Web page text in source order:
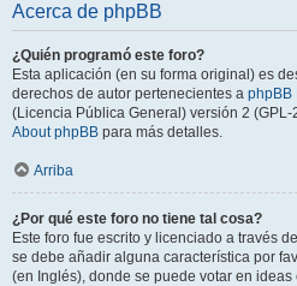
Acerca de phpBB
¿Quién programó este foro?
Esta aplicación (en su forma original) es
derechos de autor pertenecientes a phpBB
(Licencia Pública General) versión 2
About phpBB para más detalles.
Arriba
¿Por qué este foro no tiene tal cosa?
Este foro fue escrito y licenciado a través
se debe añadir alguna característica por
(en Inglés), donde se puede votar en